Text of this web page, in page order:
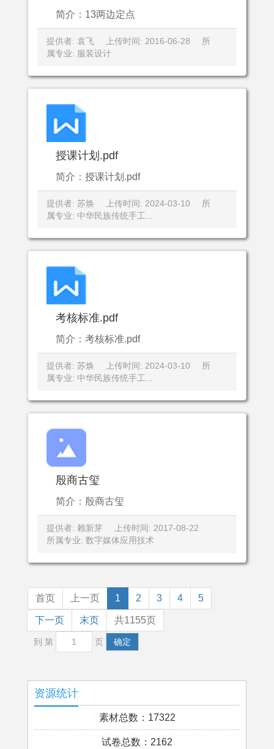
简介：13两边定点
提供者: 袁飞 上传时间: 2016-06-28
所
属专业: 服装设计
授课计划.pdf
简介：授课计划.pdf
提供者: 苏焕 上传时间: 2024-03-10
所
属专业: 中华民族传统手工...
考核标准.pdf
简介：考核标准.pdf
提供者: 苏焕 上传时间: 2024-03-10
所
属专业: 中华民族传统手工...
殷商古玺
简介：殷商古玺
提供者: 赖新芽
上传时间: 2017-08-22
所属专业: 数字媒体应用技术
首页 上一页 1 2 3 4 5
下一页 末页 共1155页
到 第 页 确定
资源统计
素材总数：17322
试卷总数：2162